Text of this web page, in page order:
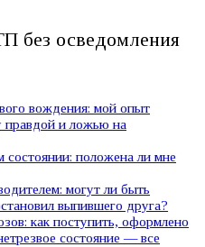
без осведомления
вождения: мой опыт
и ложью на
положена ли мне
могут ли быть
выпившего друга?
как поступить, оформлено
состояние — все